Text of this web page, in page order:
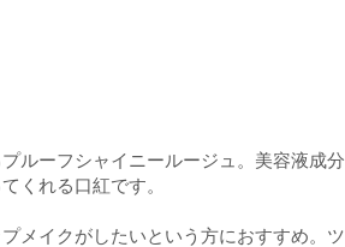
ルーフシャイニールージュ。美容液成分
くれる口紅です。
メイクがしたいという方におすすめ。ツ